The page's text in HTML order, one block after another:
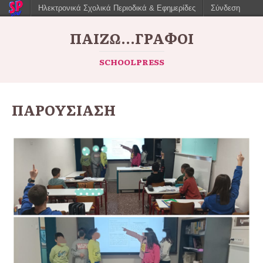
ΠΑΙΖΩ...ΓΡΆΦΟΙ
SCHOOLPRESS
ΠΑΡΟΥΣΙΑΣΗ
Ηλεκτρονικά Σχολικά Περιοδικά & Εφημερίδες Σύνδεση